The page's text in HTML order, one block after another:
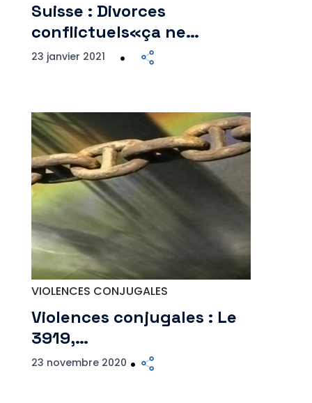
Suisse : Divorces
conflictuels«ça ne…
23 janvier 2021
VIOLENCES CONJUGALES
Violences conjugales : Le
3919,…
23 novembre 2020